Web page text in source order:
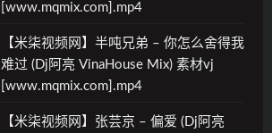
[www.mqmix.com].mp4
【米柒视频网】半吨兄弟 – 你怎么舍得我
难过 (Dj阿亮 VinaHouse Mix) 素材vj
[www.mqmix.com].mp4
【米柒视频网】张芸京 – 偏爱 (Dj阿亮